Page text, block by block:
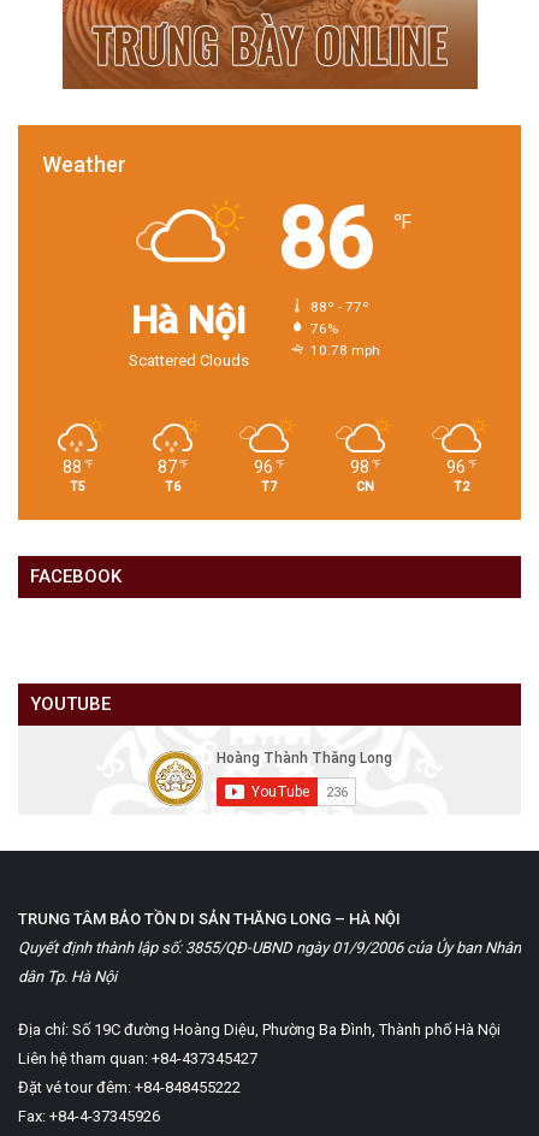
Weather
Hà Nội
Scattered Clouds
86 ℉
88º - 77º
76%
10.78 mph
88 ℉
T5
87 ℉
T6
96 ℉
T7
98 ℉
CN
96 ℉
T2
FACEBOOK
YOUTUBE
TRUNG TÂM BẢO TỒN DI SẢN THĂNG LONG – HÀ NỘI
Quyết định thành lập số: 3855/QĐ-UBND ngày 01/9/2006 của Ủy ban Nhân
dân Tp. Hà Nội
Địa chỉ: Số 19C đường Hoàng Diệu, Phường Ba Đình, Thành phố Hà Nội
Liên hệ tham quan: +84-437345427
Đặt vé tour đêm: +84-848455222
Fax: +84-4-37345926